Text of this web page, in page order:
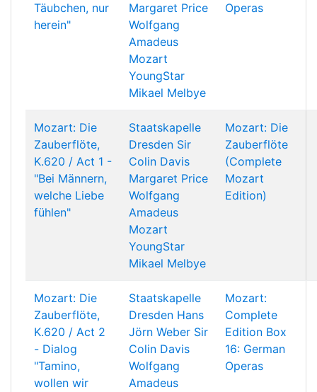
Täubchen, nur
herein"
Margaret Price
Wolfgang
Amadeus
Mozart
YoungStar
Mikael Melbye
Operas
Mozart: Die
Zauberflöte,
K.620 / Act 1 -
"Bei Männern,
welche Liebe
fühlen"
Staatskapelle
Dresden Sir
Colin Davis
Margaret Price
Wolfgang
Amadeus
Mozart
YoungStar
Mikael Melbye
Mozart: Die
Zauberflöte
(Complete
Mozart
Edition)
Mozart: Die
Zauberflöte,
K.620 / Act 2
- Dialog
"Tamino,
wollen wir
Staatskapelle
Dresden Hans
Jörn Weber Sir
Colin Davis
Wolfgang
Amadeus
Mozart:
Complete
Edition Box
16: German
Operas